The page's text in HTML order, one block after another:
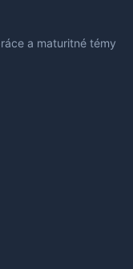
a maturitné témy